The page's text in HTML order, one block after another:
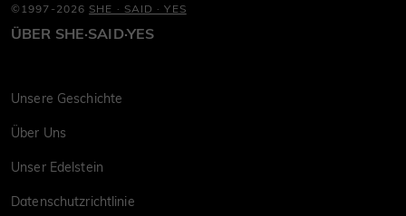
©1997-2026 SHE · SAID · YES
ÜBER SHE·SAID·YES
Unsere Geschichte
Über Uns
Unser Edelstein
Datenschutzrichtlinie